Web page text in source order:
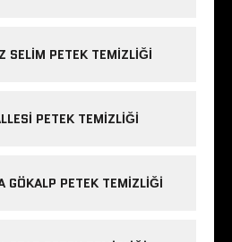
SELIM PETEK TEMIZLIĞI
PETEK TEMIZLIĞI
GÖKALP PETEK TEMIZLIĞI